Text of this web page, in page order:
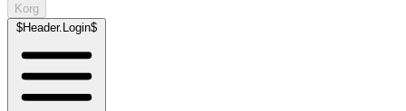
Korg
$Header.Login$